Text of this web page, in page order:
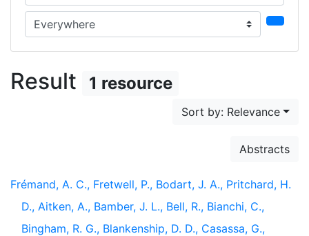
Search in...
Result 1 resource
Sort by: Relevance
Abstracts
Frémand, A. C., Fretwell, P., Bodart, J. A., Pritchard, H.
D., Aitken, A., Bamber, J. L., Bell, R., Bianchi, C.,
Bingham, R. G., Blankenship, D. D., Casassa, G.,